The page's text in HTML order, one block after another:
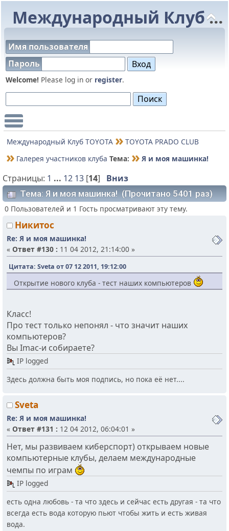
Международный Клуб TOYOTA
Имя пользователя
Пароль
Welcome! Please log in or register.
Main Menu
Международный Клуб TOYOTA
TOYOTA PRADO CLUB
Галерея участников клуба Тема: Я и моя машинка!
Страницы: 1 ... 12 13 [14] Вниз
Тема: Я и моя машинка! (Прочитано 5401 раз)
0 Пользователей и 1 Гость просматривают эту тему.
Никитос
Re: Я и моя машинка!
« Ответ #130 : 11 04 2012, 21:14:00 »
Цитата: Sveta от 07 12 2011, 19:12:00
Открытие нового клуба - тест наших компьютеров
Класс!
Про тест только непонял - что значит наших
компьютеров?
Вы Imac-и собираете?
IP logged
Здесь должна быть моя подпись, но пока её нет....
Sveta
Re: Я и моя машинка!
« Ответ #131 : 12 04 2012, 06:04:01 »
Нет, мы развиваем киберспорт) открываем новые
компьютерные клубы, делаем международные
чемпы по играм
IP logged
есть одна любовь - та что здесь и сейчас есть другая - та что
всегда есть вода которую пьют чтобы жить и есть живая
вода.